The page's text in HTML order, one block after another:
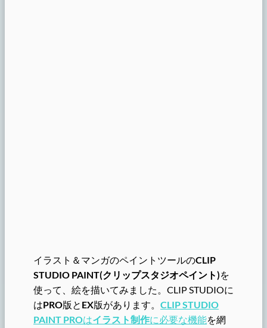
イラスト＆マンガのペイントツールのCLIP
STUDIO PAINT(クリップスタジオペイント)を
使って、絵を描いてみました。CLIP STUDIOに
はPRO版と EX版があります。 CLIP STUDIO
PAINT PROはイラスト制作に必要な機能を網